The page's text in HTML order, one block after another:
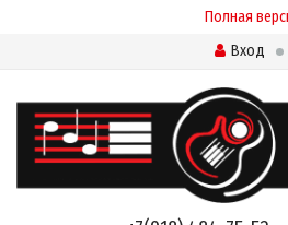
Полная
Вход